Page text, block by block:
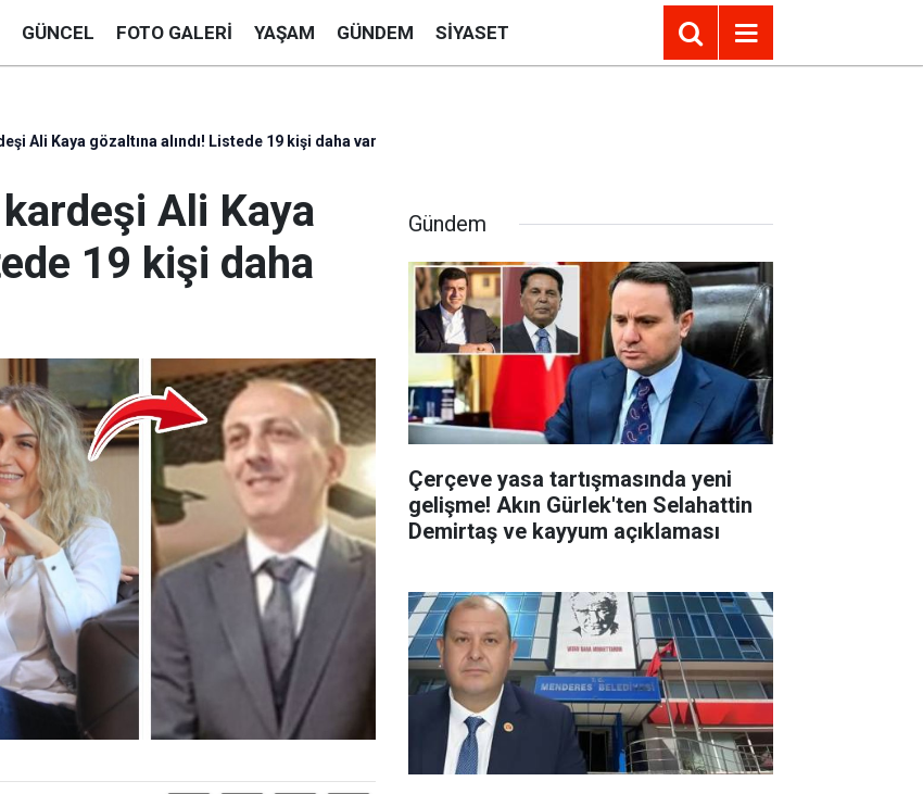
GÜNCEL FOTO GALERI YAŞAM GÜNDEM SIYASET
Ali Kaya gözaltına alındı! Listede 19 kişi daha var
Ali Kaya
19 kişi daha
Gündem
Çerçeve yasa tartışmasında yeni
gelişme! Akın Gürlek'ten Selahattin
Demirtaş ve kayyum açıklaması